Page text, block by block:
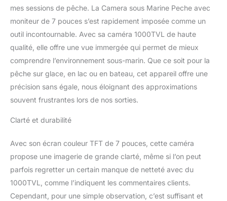
l'eau et à la traction, la
en continu jusqu'à 8
heures, avec une
autonomie continue.
【30 Lumières LED
Réglables】— 15 LED
blanches, 15 lumières
infrarouges, haute
résistance, utilisées pour
pouvez voir l'image
clairement. 【4 états de
blanche allumée, LED IR
allumée, toutes les LED
allumées, toutes les LED
mes sessions de pêche. La Camera sous Marine Peche avec
moniteur de 7 pouces s’est rapidement imposée comme un
outil incontournable. Avec sa caméra 1000TVL de haute
qualité, elle offre une vue immergée qui permet de mieux
comprendre l’environnement sous-marin. Que ce soit pour la
pêche sur glace, en lac ou en bateau, cet appareil offre une
précision sans égale, nous éloignant des approximations
souvent frustrantes lors de nos sorties.
Clarté et durabilité
Avec son écran couleur TFT de 7 pouces, cette caméra
propose une imagerie de grande clarté, même si l’on peut
parfois regretter un certain manque de netteté avec du
1000TVL, comme l’indiquent les commentaires clients.
Cependant, pour une simple observation, c’est suffisant et